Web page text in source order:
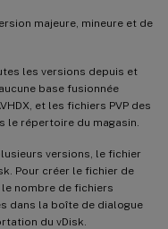
majeure, mineure et de
les versions depuis et
base fusionnée
et les fichiers PVP des
le répertoire du magasin.
versions, le fichier
Pour créer le fichier de
nombre de fichiers
dans la boîte de dialogue
du vDisk.